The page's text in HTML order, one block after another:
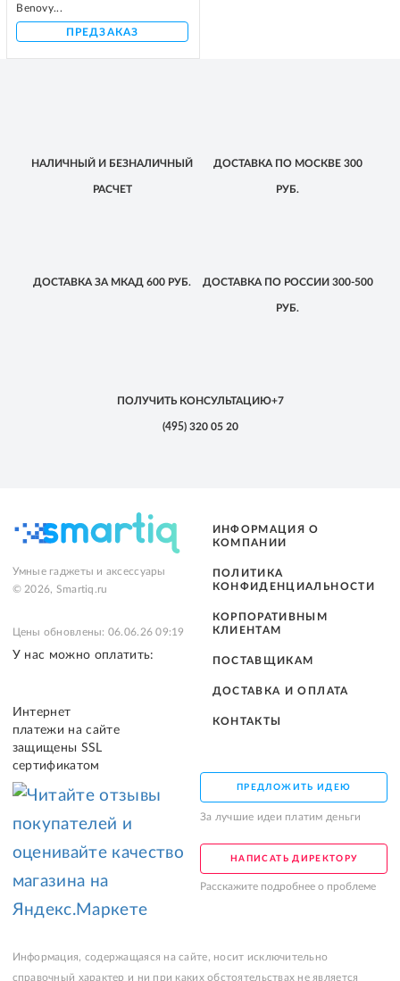
Benovy...
ПРЕДЗАКАЗ
НАЛИЧНЫЙ И БЕЗНАЛИЧНЫЙ
РАСЧЕТ
ДОСТАВКАПО МОСКВЕ300
РУБ.
ДОСТАВКА ЗА МКАД 600 РУБ. ДОСТАВКАПО РОССИИ 300-500
РУБ.
ПОЛУЧИТЬ КОНСУЛЬТАЦИЮ+7
(495)320 05 20
Умные гаджеты и аксессуары
© 2026, Smartiq.ru
Цены обновлены: 06.06.26 09:19
У нас можно оплатить:
Интернет
платежи на сайте
защищены SSL
сертификатом
ИНФОРМАЦИЯ О
КОМПАНИИ
ПОЛИТИКА
КОНФИДЕНЦИАЛЬНОСТИ
КОРПОРАТИВНЫМ
КЛИЕНТАМ
ПОСТАВЩИКАМ
ДОСТАВКА И ОПЛАТА
КОНТАКТЫ
ПРЕДЛОЖИТЬ ИДЕЮ
За лучшие идеи платим деньги
НАПИСАТЬ ДИРЕКТОРУ
Расскажите подробнее о проблеме
Информация, содержащаяся на сайте, носит исключительно
справочный характер и ни при каких обстоятельствах не является